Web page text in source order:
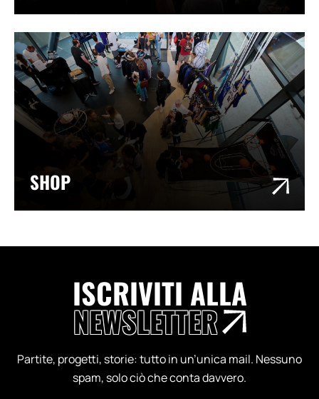
SHOP
ISCRIVITI ALLA
NEWSLETTER
Partite, progetti, storie: tutto in un’unica mail. Nessuno
spam, solo ciò che conta davvero.